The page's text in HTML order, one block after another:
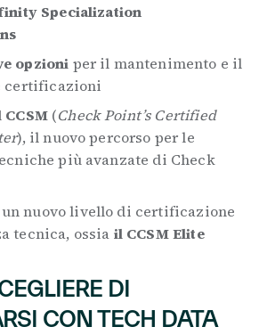
Specialization
opzioni per il mantenimento e il
certificazioni
(Check Point’s Certified
), il nuovo percorso per le
più avanzate di Check
un nuovo livello di certificazione
tecnica, ossia il CCSM Elite
DI
CON TECH DATA